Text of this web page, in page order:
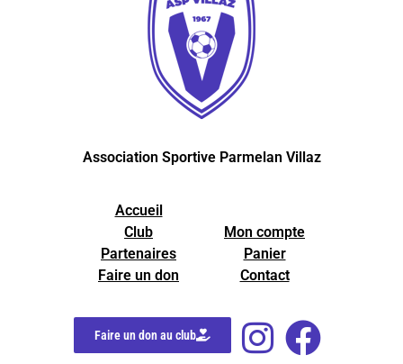
Association Sportive Parmelan Villaz
Accueil
Club
Partenaires
Faire un don
Mon compte
Panier
Contact
Faire un don au club